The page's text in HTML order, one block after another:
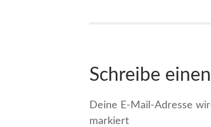
Schreibe
Deine E-Mail-Adresse
markiert